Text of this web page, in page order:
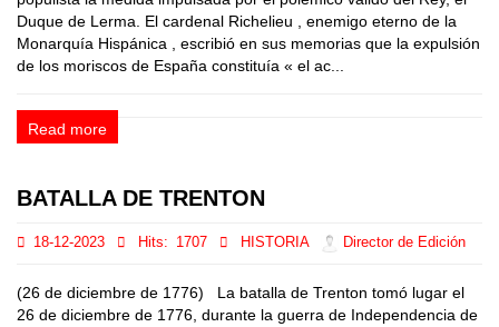
Duque de Lerma. El cardenal Richelieu , enemigo eterno de la
Monarquía Hispánica , escribió en sus memorias que la expulsión
de los moriscos de España constituía « el ac...
Read more
BATALLA DE TRENTON
18-12-2023 Hits: 1707 HISTORIA Director de Edición
(26 de diciembre de 1776) La batalla de Trenton tomó lugar el
26 de diciembre de 1776, durante la guerra de Independencia de